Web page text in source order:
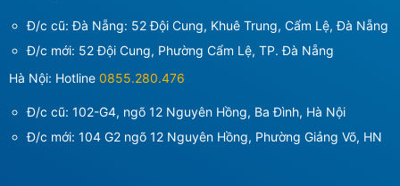
Đ/c cũ: Đà Nẵng: 52 Đội Cung, Khuê Trung, Cẩm Lệ, Đà Nẵng
Đ/c mới: 52 Đội Cung, Phường Cẩm Lệ, TP. Đà Nẵng
Hà Nội: Hotline 0855.280.476
Đ/c cũ: 102-G4, ngõ 12 Nguyên Hồng, Ba Đình, Hà Nội
Đ/c mới: 104 G2 ngõ 12 Nguyên Hồng, Phường Giảng Võ, HN